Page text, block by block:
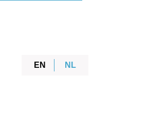
EN NL